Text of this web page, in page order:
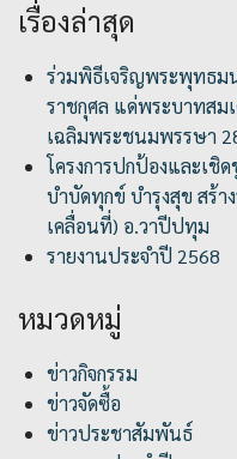
เรื่องล่าสุด
ร่วมพิธีเจริญพระพุทธม
ราชกุศล แด่พระบาทสม
เฉลิมพระชนมพรรษา
โครงการปกป้องและเ
บำบัดทุกข์ บำรุงสุข สร้า
เคลื่อนที่) อ.วาปีปทุม
รายงานประจำปี 2568
หมวดหมู่
ข่าวกิจกรรม
ข่าวจัดซื้อ
ข่าวประชาสัมพันธ์